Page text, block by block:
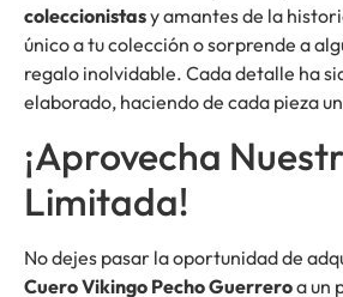
coleccionistasy amantes de la
único a tu colección o sorprende a
regalo inolvidable. Cada detalle ha
elaborado, haciendo de cada pieza
¡Aprovecha
Limitada!
No dejes pasar la oportunidad de
Cuero Vikingo Pecho Guerreroa un